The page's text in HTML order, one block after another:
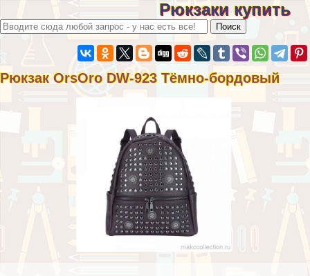
Рюкзаки купить
Рюкзак OrsOro DW-923 Тёмно-бордовый